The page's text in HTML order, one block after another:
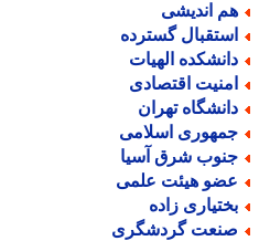
اندیشی
گسترده
الهیات
اقتصادی
تهران
اسلامی
شرق آسیا
هیئت علمی
زاده
گردشگری